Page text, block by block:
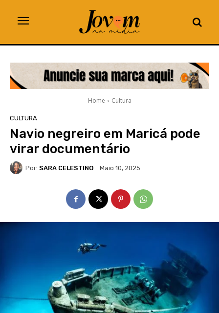
Home Cultura
CULTURA
Navio negreiro em Maricá pode
virar documentário
Por: SARA CELESTINO Maio 10, 2025